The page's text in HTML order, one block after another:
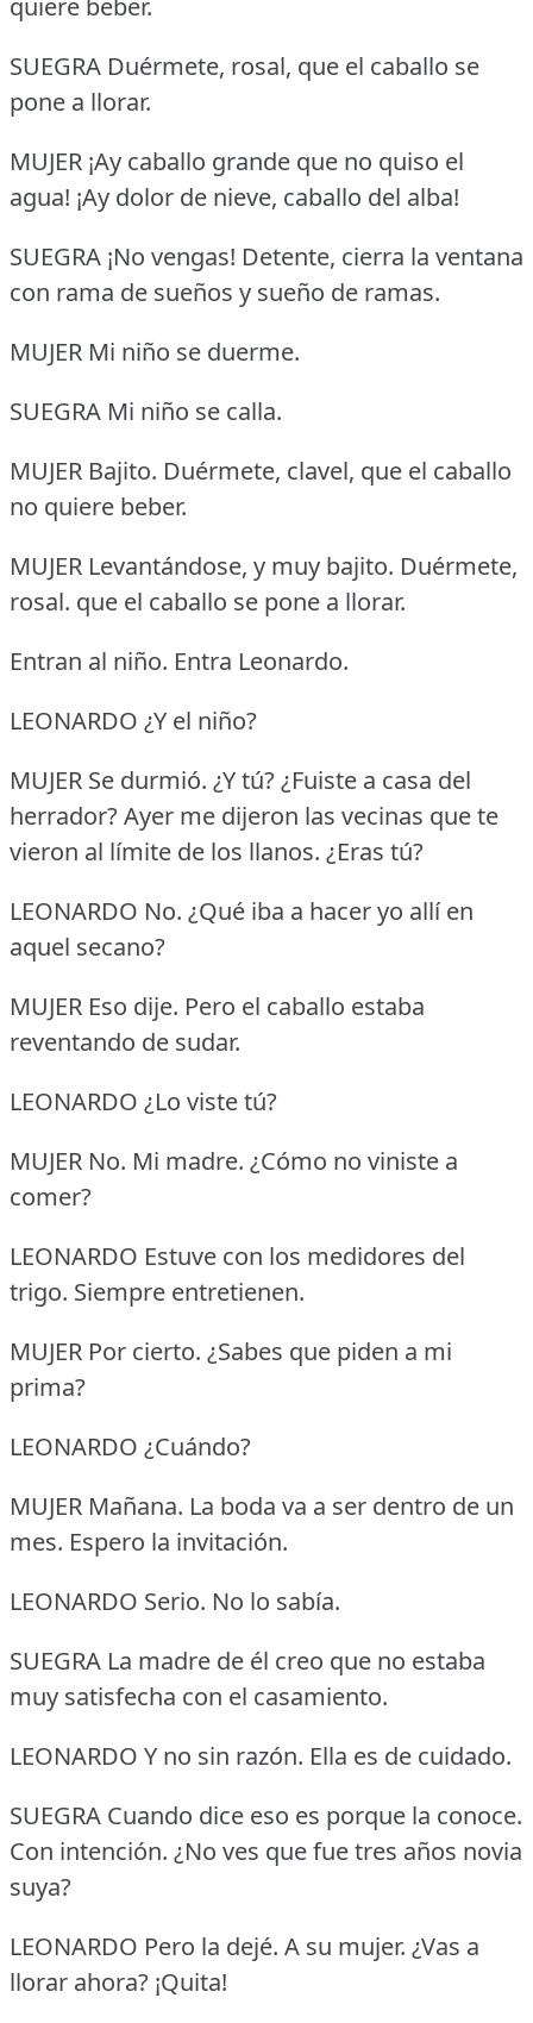
quiere beber.
SUEGRA Duérmete, rosal, que el caballo se
pone a llorar.
MUJER ¡Ay caballo grande que no quiso el
agua! ¡Ay dolor de nieve, caballo del alba!
SUEGRA ¡No vengas! Detente, cierra la ventana
con rama de sueños y sueño de ramas.
MUJER Mi niño se duerme.
SUEGRA Mi niño se calla.
MUJER Bajito. Duérmete, clavel, que el caballo
no quiere beber.
MUJER Levantándose, y muy bajito. Duérmete,
rosal. que el caballo se pone a llorar.
Entran al niño. Entra Leonardo.
LEONARDO ¿Y el niño?
MUJER Se durmió. ¿Y tú?¿Fuiste a casa del
herrador?Ayer me dijeron las vecinas que te
vieron al límite de los llanos. ¿Eras tú?
LEONARDO No. ¿Qué iba a hacer yo allí en
aquel secano?
MUJER Eso dije. Pero el caballo estaba
reventando de sudar.
LEONARDO ¿Lo viste tú?
MUJER No. Mi madre. ¿Cómo no viniste a
comer?
LEONARDO Estuve con los medidores del
trigo. Siempre entretienen.
MUJER Por cierto. ¿Sabes que piden a mi
prima?
LEONARDO ¿Cuándo?
MUJER Mañana. La boda va a ser dentro de un
mes. Espero la invitación.
LEONARDO Serio. No lo sabía.
SUEGRA La madre de él creo que no estaba
muy satisfecha con el casamiento.
LEONARDO Y no sin razón. Ella es de cuidado.
SUEGRA Cuando dice eso es porque la conoce.
Con intención. ¿No ves que fue tres años novia
suya?
LEONARDO Pero la dejé. A su mujer. ¿Vas a
llorar ahora? ¡Quita!